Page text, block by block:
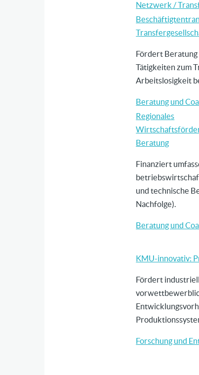
Netzwerk /
Fördert
Tätigkeiten zum
Arbeitslosigkeit
Beratung und
Regionales
Beratung
Finanziert
und technische
Nachfolge).
Beratung und
KMU-innovativ:
Fördert
Forschung und